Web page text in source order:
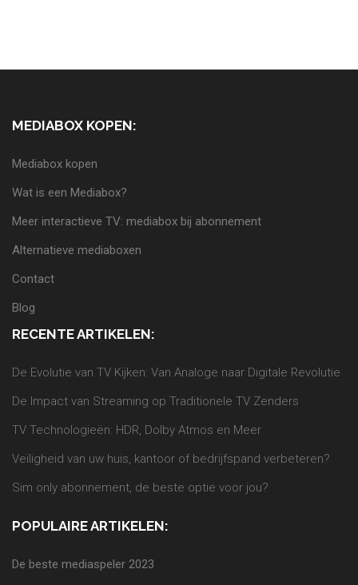
MEDIABOX KOPEN:
Mediabox kopen
Wat is een Mediabox?
Meer interactieve TV: mediabox bij abonnement
Alternatieve mediaboxen
Contact
Blog
RECENTE ARTIKELEN:
De Evolutie van TV Kijken: Van Analoge naar Digitale Revolutie
De Impact van Streaming op Traditionele TV Zenders
TV Technologieën: HDR, Dolby Atmos en Meer
Veiligheid van uw huis, kantoor of bedrijfspand verbeteren?
Sim only abonnement, de beste optie voor jou?
POPULAIRE ARTIKELEN:
De beste mediaspeler 2023